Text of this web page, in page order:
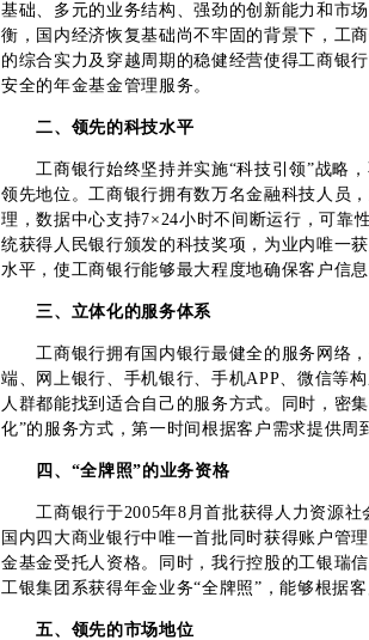
基础、多元的业务结构、强劲的创新能力和市
衡，国内经济恢复基础尚不牢固的背景下，工
的综合实力及穿越周期的稳健经营使得工商银
安全的年金基金管理服务。
二、领先的科技水平
工商银行始终坚持并实施“科技引领”战略，
领先地位。工商银行拥有数万名金融科技人员
理，数据中心支持7×24小时不间断运行，可靠
统获得人民银行颁发的科技奖项，为业内唯一
水平，使工商银行能够最大程度地确保客户信
三、立体化的服务体系
工商银行拥有国内银行最健全的服务网络
端、网上银行、手机银行、手机APP、微信等
人群都能找到适合自己的服务方式。同时，密
化”的服务方式，第一时间根据客户需求提供周
四、“全牌照”的业务资格
工商银行于2005年8月首批获得人力资源
国内四大商业银行中唯一首批同时获得账户管
金基金受托人资格。同时，我行控股的工银瑞
工银集团系获得年金业务“全牌照”，能够根据
五、领先的市场地位